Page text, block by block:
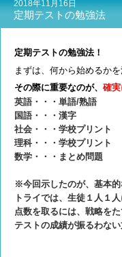
2018年11月16日
定期テストの勉強法
定期テストの勉強法！
まずは、何から始めるかを
その際に重要なのが、 確
英語・・・単語/熟語
国語・・・漢字
社会・・・学校プリント
理科・・・学校プリント
数学・・・まとめ問題
※今回示したのが、基本的
トライでは、生徒１人１
点数を取るには、戦略を
テストの成績が振るわな